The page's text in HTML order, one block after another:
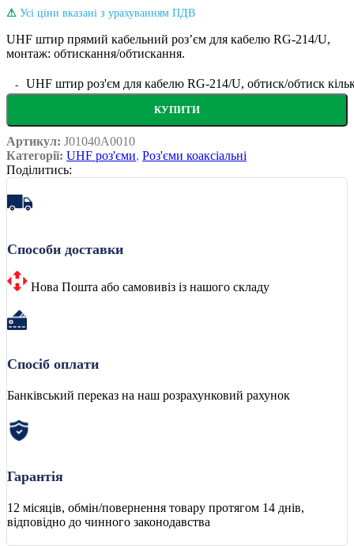
⚠ Усі ціни вказані з урахуванням ПДВ
UHF штир прямий кабельний розʼєм для кабелю RG-214/U,
монтаж: обтискання/обтискання.
UHF штир роз'єм для кабелю RG-214/U, обтиск/обтиск
КУПИТИ
Артикул: J01040A0010
Категорії: UHF роз'єми, Роз'єми коаксіальні
Поділитись:
Способи доставки
Нова Пошта або самовивіз із нашого складу
Спосіб оплати
Банківський переказ на наш розрахунковий рахунок
Гарантія
12 місяців, обмін/повернення товару протягом 14 днів,
відповідно до чинного законодавства